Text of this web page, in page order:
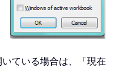
ている場合は、「現在